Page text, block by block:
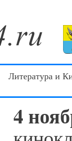
Литература и
4